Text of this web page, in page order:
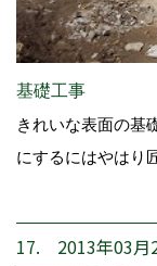
基礎工事
きれいな表面の基
にするにはやはり
17. 2013年03月